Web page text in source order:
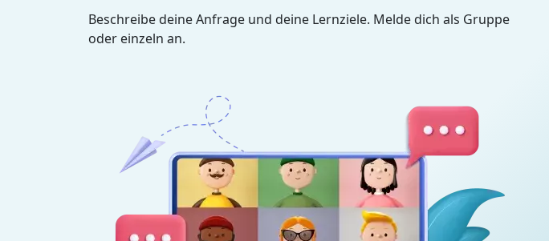
Beschreibe deine Anfrage und deine Lernziele. Melde dich als Gruppe
oder einzeln an.